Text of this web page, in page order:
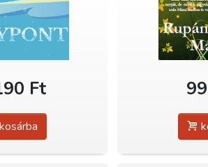
Ft
kosárba